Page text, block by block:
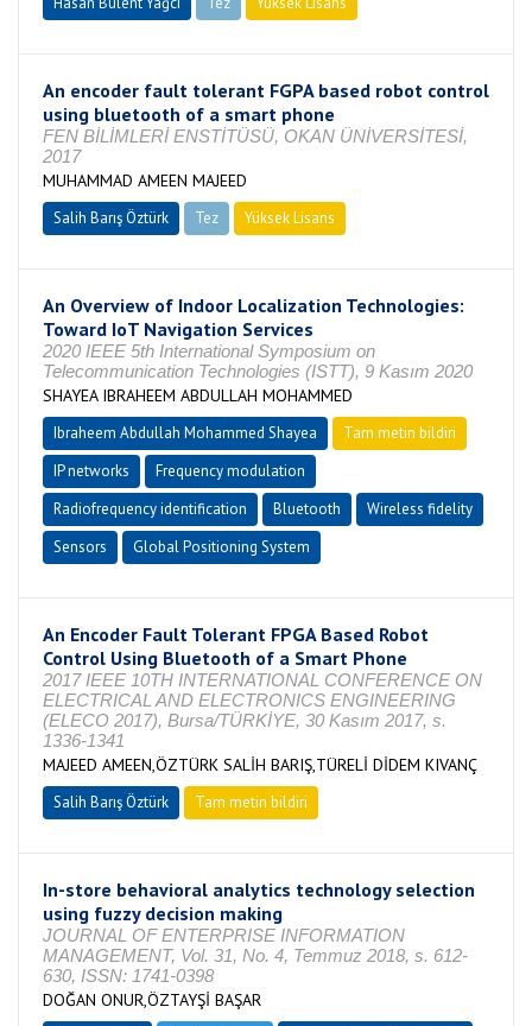
An encoder fault tolerant FGPA based robot control
using bluetooth of a smart phone
FEN BİLİMLERİ ENSTİTÜSÜ, OKAN ÜNİVERSİTESİ,
2017
MUHAMMAD AMEEN MAJEED
Salih Barış Öztürk Tez Yüksek Lisans
An Overview of Indoor Localization Technologies:
Toward IoT Navigation Services
2020 IEEE 5th International Symposium on
Telecommunication Technologies (ISTT), 9 Kasım 2020
SHAYEA IBRAHEEM ABDULLAH MOHAMMED
Ibraheem Abdullah Mohammed Shayea
Tam metin bildiri
IP networks
Frequency modulation
Radiofrequency identification
Bluetooth
Wireless fidelity
Sensors
Global Positioning System
An Encoder Fault Tolerant FPGA Based Robot
Control Using Bluetooth of a Smart Phone
2017 IEEE 10TH INTERNATIONAL CONFERENCE ON
ELECTRICAL AND ELECTRONICS ENGINEERING
(ELECO 2017), Bursa/TÜRKİYE, 30 Kasım 2017, s.
1336-1341
MAJEED AMEEN,ÖZTÜRK SALİH BARIŞ,TÜRELİ DİDEM KIVANÇ
Salih Barış Öztürk Tam metin bildiri
In-store behavioral analytics technology selection
using fuzzy decision making
JOURNAL OF ENTERPRISE INFORMATION
MANAGEMENT, Vol. 31, No. 4, Temmuz 2018, s. 612-
630, ISSN: 1741-0398
DOĞAN ONUR,ÖZTAYŞİ BAŞAR